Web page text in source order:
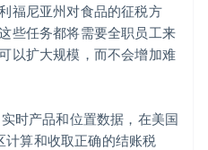
福尼亚州对食品的征税方
些任务都将需要全职员工来
以扩大规模，而不会增加难
时产品和位置数据，在美国
算和收取正确的结账税